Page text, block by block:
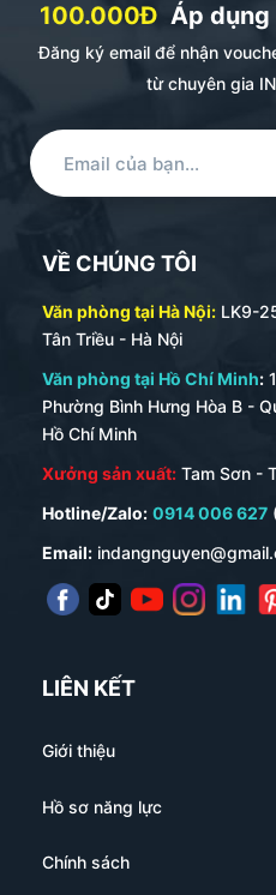
100.000Đ Áp dụng
Đăng ký email để nhận
từ chuyên gia
VỀ CHÚNG TÔI
Văn phòng tại Hà Nội: LK9-
Tân Triều - Hà Nội
Văn phòng tại Hồ Chí Minh:
Phường Bình Hưng Hòa B -
Hồ Chí Minh
Xưởng sản xuất: Tam Sơn -
Hotline/Zalo: 0914 006 627
Email:
LIÊN KẾT
Giới thiệu
Hồ sơ năng lực
Chính sách